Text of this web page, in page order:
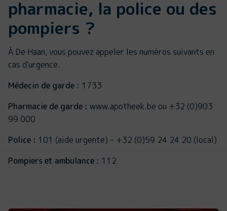
pharmacie, la police ou des
pompiers ?
À De Haan, vous pouvez appeler les numéros suivants en
cas d'urgence.
Médecin de garde : 1733
Pharmacie de garde : www.apotheek.be ou +32 (0)903
99 000
Police : 101 (aide urgente) – +32 (0)59 24 24 20 (local)
Pompiers et ambulance : 112